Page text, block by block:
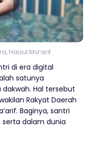
Haizul Ma’arif
di era digital
satunya
Hal tersebut
Rakyat Daerah
Baginya, santri
dalam dunia